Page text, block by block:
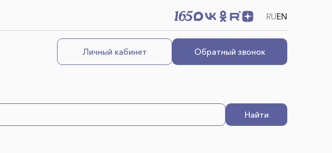
RUEN
Обратный звонок
Личный кабинет
Найти